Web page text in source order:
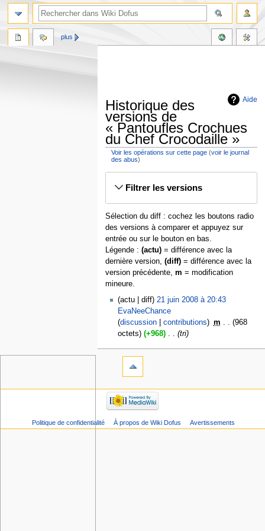
Aide
Historique des
versions de
« Pantoufles Crochues
du Chef Crocodaille »
Voir les opérations sur cette page (voir le journal
des abus)
Filtrer les versions
Sélection du diff : cochez les boutons radio
des versions à comparer et appuyez sur
entrée ou sur le bouton en bas.
Légende : (actu)= différence avec la
dernière version, (diff)= différence avec la
version précédente, m = modification
mineure.
actu
diff
21 juin 2008 à 20:43
EvaNeeChance
discussion
contributions m
968
octets
+968 tri
plus
Politique de confidentialité À propos de Wiki Dofus Avertissements